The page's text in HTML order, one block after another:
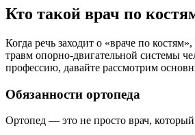
Кто такой врач по
Когда речь заходит о «враче по
травм опорно-двигательной системы
профессию, давайте рассмотрим
Обязанности ортопеда
Ортопед — это не просто врач,